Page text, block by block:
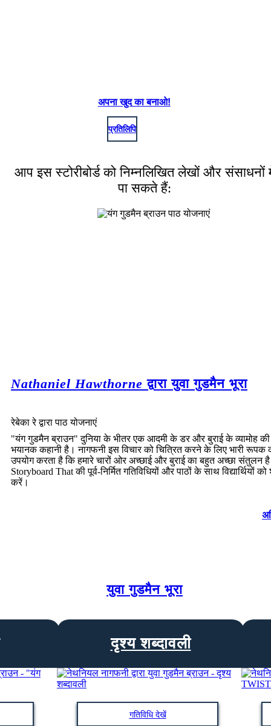
अपना खुद का बनाओ!
प्रतिलिपि
आप इस स्टोरीबोर्ड को निम्नलिखित लेखों और संसाधनों
पा सकते हैं:
Nathaniel Hawthorne द्वारा युवा गुडमैन भूरा
रेबेका रे द्वारा पाठ योजनाएं
"यंग गुडमैन ब्राउन" दुनिया के भीतर एक आदमी के डर और बुराई के व्यामोह
भयानक कहानी है। नागफनी इस विचार को चित्रित करने के लिए भारी रूपक
उपयोग करता है कि हमारे चारों ओर अच्छाई और बुराई का बहुत अच्छा संतुलन
Storyboard That की पूर्व-निर्मित गतिविधियों और पाठों के साथ विद्यार्थियों को
करें।
युवा गुडमैन भूरा
दृश्य शब्दावली
गतिविधि देखें